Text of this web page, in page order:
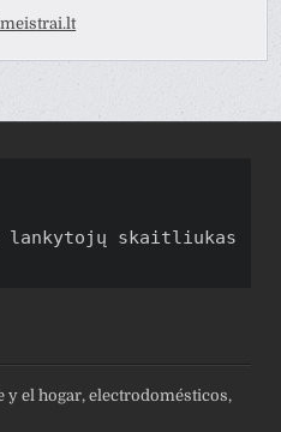
y el hogar, electrodomésticos,